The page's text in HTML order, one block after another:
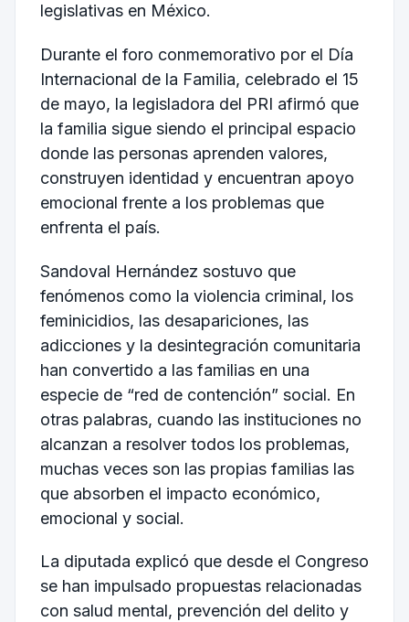
legislativas en México.
Durante el foro conmemorativo por el Día
Internacional de la Familia, celebrado el 15
de mayo, la legisladora del PRI afirmó que
la familia sigue siendo el principal espacio
donde las personas aprenden valores,
construyen identidad y encuentran apoyo
emocional frente a los problemas que
enfrenta el país.
Sandoval Hernández sostuvo que
fenómenos como la violencia criminal, los
feminicidios, las desapariciones, las
adicciones y la desintegración comunitaria
han convertido a las familias en una
especie de “red de contención” social. En
otras palabras, cuando las instituciones no
alcanzan a resolver todos los problemas,
muchas veces son las propias familias las
que absorben el impacto económico,
emocional y social.
La diputada explicó que desde el Congreso
se han impulsado propuestas relacionadas
con salud mental, prevención del delito y